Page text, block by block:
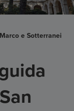
e Sotterranei